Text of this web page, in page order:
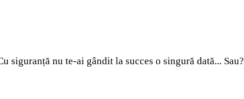
siguranță nu te-ai gândit la succes o singură dată... Sau?